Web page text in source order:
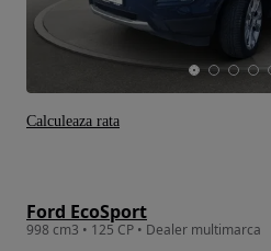
Ford EcoSport
998 cm3 • 125 CP • Dealer multimarca
Calculeaza rata